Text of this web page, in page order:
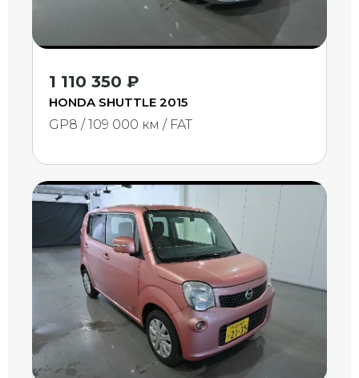
1 110 350 ₽
HONDA SHUTTLE 2015
GP8 / 109 000 км / FAT